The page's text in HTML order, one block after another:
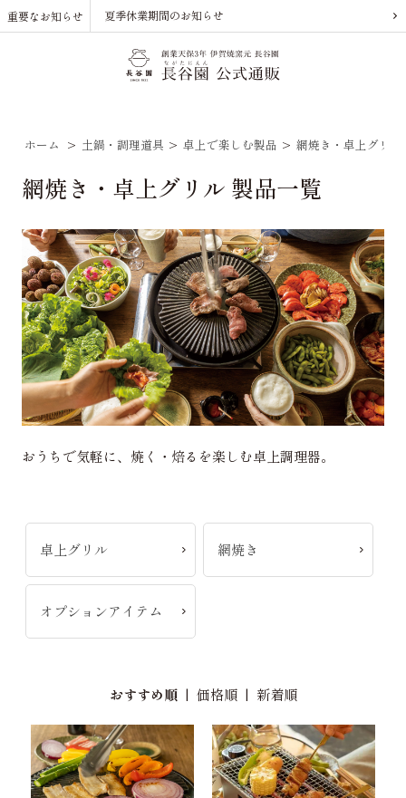
重要なお知らせ 夏季休業期間のお知らせ
ホーム > 土鍋・調理道具 > 卓上で楽しむ製品 > 網焼き・卓上グリル
網焼き・卓上グリル 製品一覧
おうちで気軽に、焼く・焙るを楽しむ卓上調理器。
卓上グリル 網焼き
オプションアイテム
おすすめ順| 価格順| 新着順